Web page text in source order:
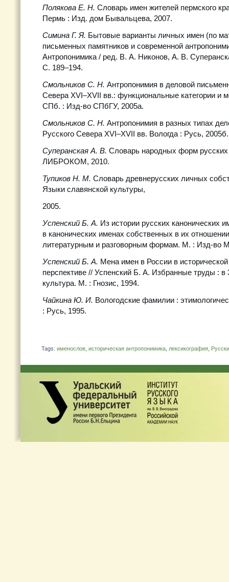
Полякова Е. Н. Словарь имен жителей пермского
Пермь : Изд. дом Бывальцева, 2007.
Симина Г. Я. Бытовые варианты личных имен (по
письменных памятников и современной
Антропонимика / ред. В. А. Никонов, А. В.
С. 189–194.
Смольников С. Н. Антропонимия в деловой
Севера XVI–XVII вв.: функциональные категории и
СПб. : Изд-во СПбГУ, 2005а.
Смольников С. Н. Антропонимия в разных типах
Русского Севера XVI–XVII вв. Вологда : Русь, 2005б.
Суперанская А. В. Словарь народных форм
ЛИБРОКОМ, 2010.
Тупиков Н. М. Словарь древнерусских личных
Языки славянской культуры,
2005.
Успенский Б. А. Из истории русских канонических
в канонических именах собственных в их
литературным и разговорным формам. М. : Изд-во
Успенский Б. А. Мена имен в России в
перспективе // Успенский Б. А. Избранные труды : в
культура. М. : Гнозис, 1994.
Чайкина Ю. И. Вологодские фамилии :
: Русь, 1995.
Tags: именослов историческая антропонимика лексикография